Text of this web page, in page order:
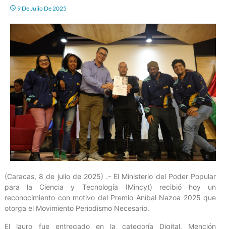
9 De Julio De 2025
(Caracas, 8 de julio de 2025) .- El Ministerio del Poder Popular
para la Ciencia y Tecnología (Mincyt) recibió hoy un
reconocimiento con motivo del Premio Aníbal Nazoa 2025 que
otorga el Movimiento Periodismo Necesario.
El lauro fue entregado en la categoría Digital, Mención